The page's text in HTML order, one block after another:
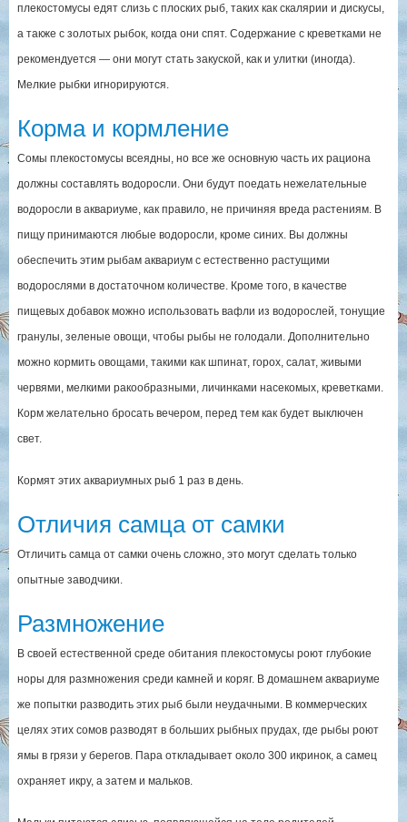
плекостомусы едят слизь с плоских рыб, таких как скалярии и дискусы,
а также с золотых рыбок, когда они спят. Содержание с креветками не
рекомендуется — они могут стать закуской, как и улитки (иногда).
Мелкие рыбки игнорируются.
Корма и кормление
Сомы плекостомусы всеядны, но все же основную часть их рациона
должны составлять водоросли. Они будут поедать нежелательные
водоросли в аквариуме, как правило, не причиняя вреда растениям. В
пищу принимаются любые водоросли, кроме синих. Вы должны
обеспечить этим рыбам аквариум с естественно растущими
водорослями в достаточном количестве. Кроме того, в качестве
пищевых добавок можно использовать вафли из водорослей, тонущие
гранулы, зеленые овощи, чтобы рыбы не голодали. Дополнительно
можно кормить овощами, такими как шпинат, горох, салат, живыми
червями, мелкими ракообразными, личинками насекомых, креветками.
Корм желательно бросать вечером, перед тем как будет выключен
свет.
Кормят этих аквариумных рыб 1 раз в день.
Отличия самца от самки
Отличить самца от самки очень сложно, это могут сделать только
опытные заводчики.
Размножение
В своей естественной среде обитания плекостомусы роют глубокие
норы для размножения среди камней и коряг. В домашнем аквариуме
же попытки разводить этих рыб были неудачными. В коммерческих
целях этих сомов разводят в больших рыбных прудах, где рыбы роют
ямы в грязи у берегов. Пара откладывает около 300 икринок, а самец
охраняет икру, а затем и мальков.